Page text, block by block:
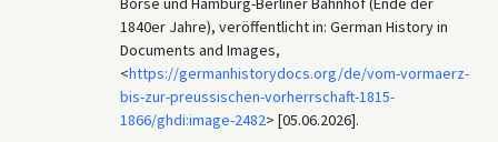
1840er Jahre), veröffentlicht in: German History in
Documents and Images,
<https://germanhistorydocs.org/de/vom-vormaerz-
bis-zur-preussischen-vorherrschaft-1815-
1866/ghdi:image-2482> [05.06.2026].